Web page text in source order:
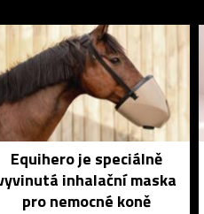
Equihero je speciálně
inhalační maska
pro nemocné koně